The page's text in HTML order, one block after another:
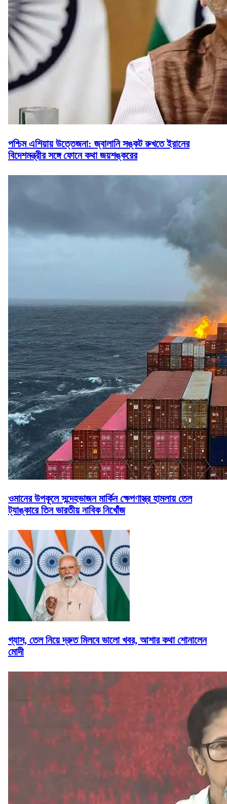
পশ্চিম এশিয়ায় উত্তেজনা: জ্বালানি সঙ্কট রুখতে ইরানের
বিদেশমন্ত্রীর সঙ্গে ফোনে কথা জয়শঙ্করের
ওমানের উপকূলে সন্দেহভাজন মার্কিন ক্ষেপণাস্ত্র হামলায় তেল
ট্যাঙ্কারে তিন ভারতীয় নাবিক নিখোঁজ
গ্যাস, তেল নিয়ে দ্রুত মিলবে ভালো খবর, আশার কথা শোনালেন
মোদী